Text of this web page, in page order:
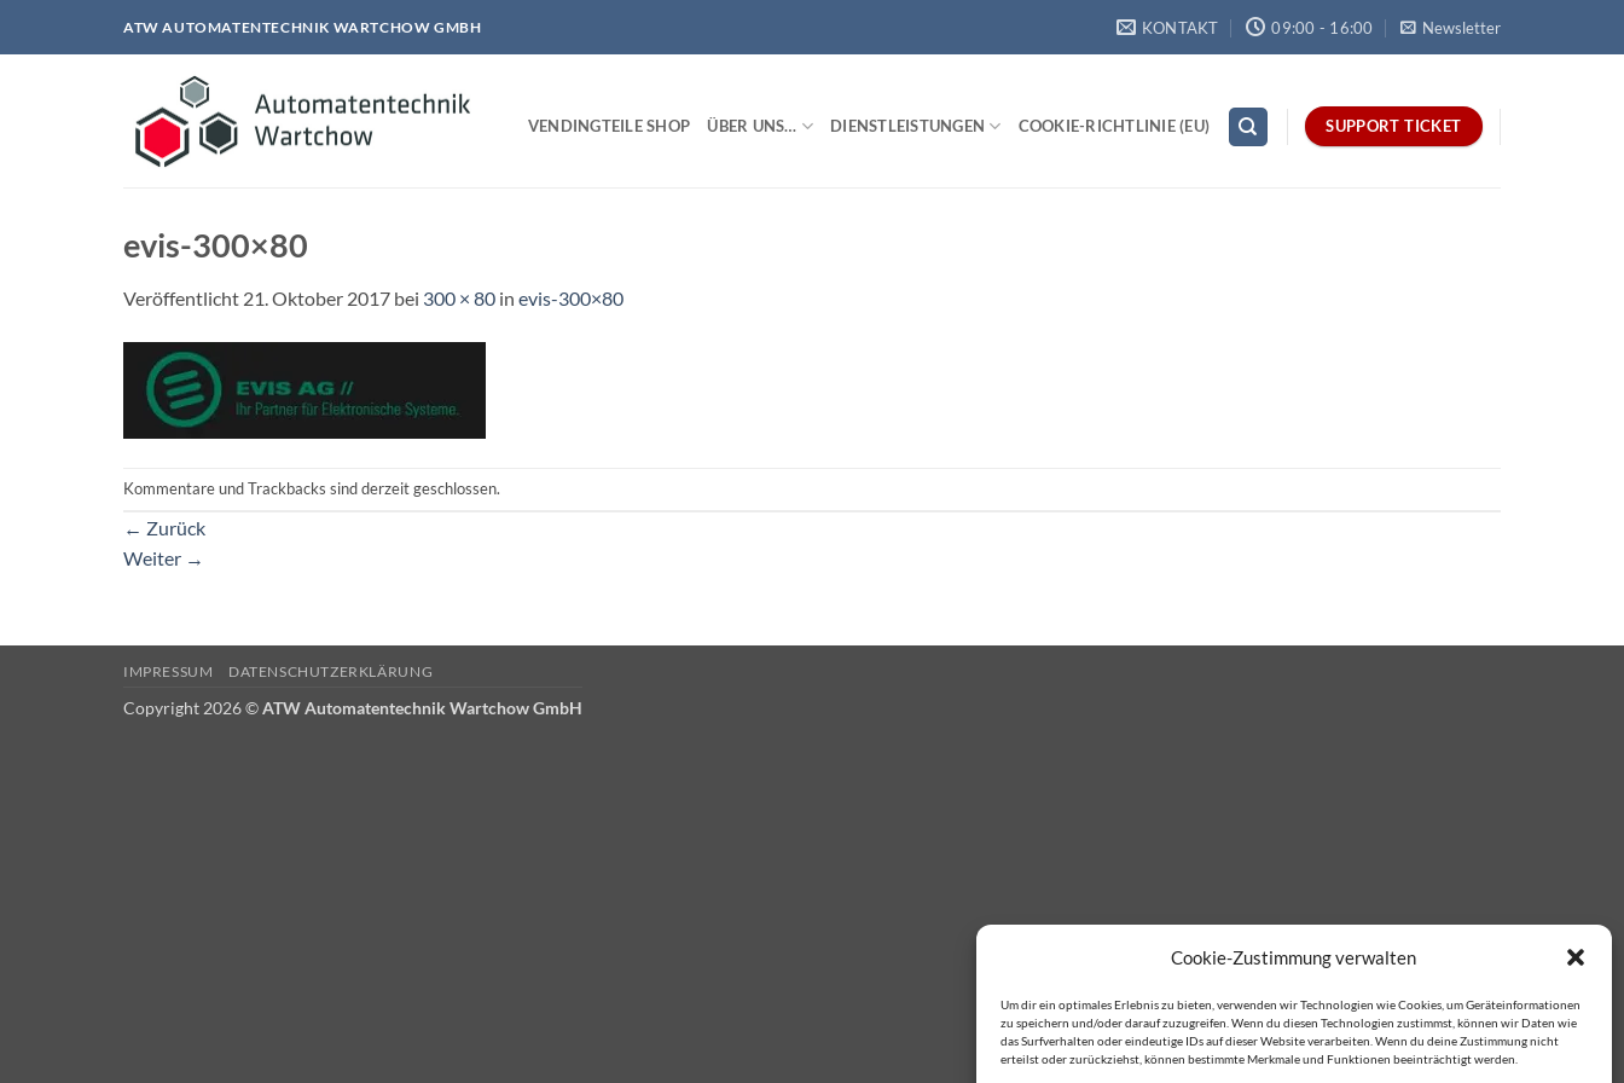
Cookie-Zustimmung verwalten
Um dir ein optimales Erlebnis zu bieten, verwenden wir Technologien wie Cookies, um Geräteinformationen
zu speichern und/oder darauf zuzugreifen. Wenn du diesen Technologien zustimmst, können wir Daten wie
das Surfverhalten oder eindeutige IDs auf dieser Website verarbeiten. Wenn du deine Zustimmung nicht
erteilst oder zurückziehst, können bestimmte Merkmale und Funktionen beeinträchtigt werden.
ATW AUTOMATENTECHNIK WARTCHOW GMBH KONTAKT 09:00 - 16:00 Newsletter
VENDINGTEILE SHOP ÜBER UNS… DIENSTLEISTUNGEN COOKIE-RICHTLINIE (EU) SUPPORT TICKET
evis-300×80
Veröffentlicht 21. Oktober 2017 bei 300 × 80 in evis-300×80
Kommentare und Trackbacks sind derzeit geschlossen.
← Zurück
Weiter →
IMPRESSUM DATENSCHUTZERKLÄRUNG
Copyright 2026 ©ATW Automatentechnik Wartchow GmbH